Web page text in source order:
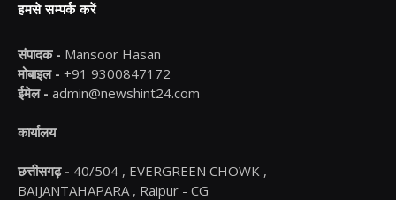
हमसे सम्पर्क करें
संपादक - Mansoor Hasan
मोबाइल - +91 9300847172
ईमेल - admin@newshint24.com
कार्यालय
छत्तीसगढ़ - 40/504 , EVERGREEN CHOWK ,
BAIJANTAHAPARA , Raipur - CG